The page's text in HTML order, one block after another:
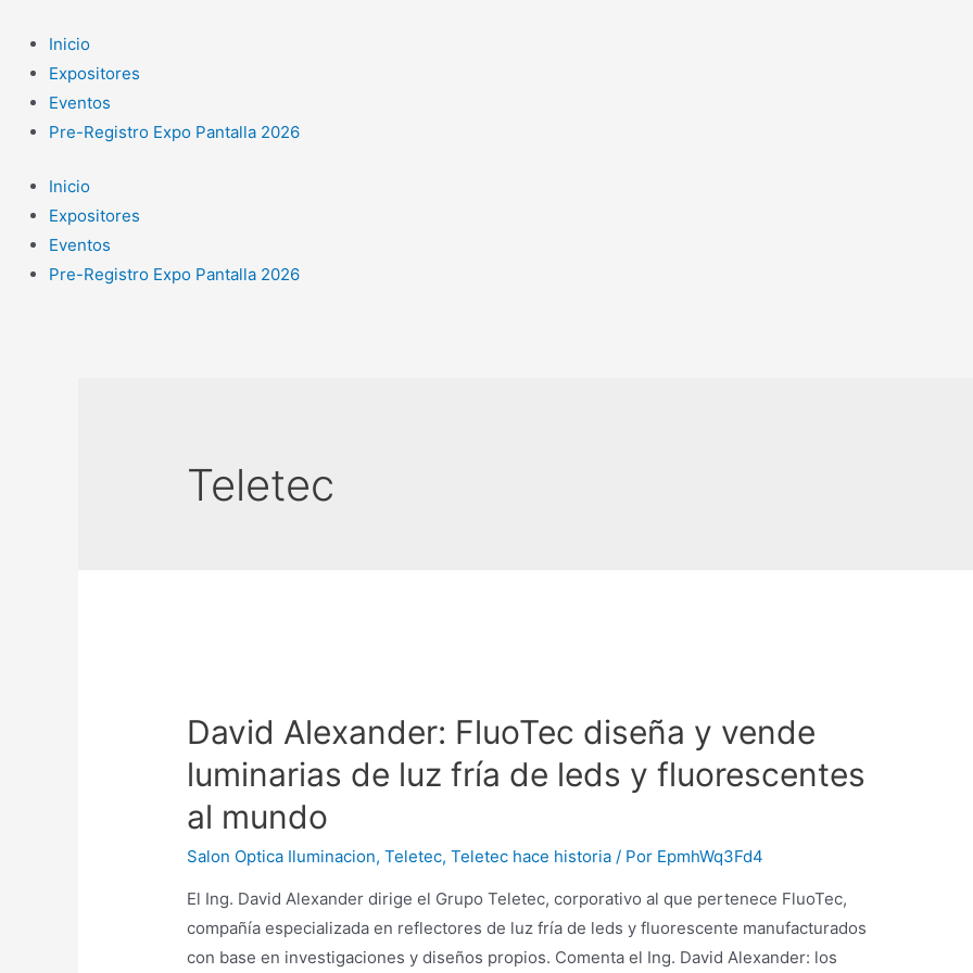
contenido
Inicio
Expositores
Eventos
Pre-Registro Expo Pantalla 2026
Inicio
Expositores
Eventos
Pre-Registro Expo Pantalla 2026
Teletec
David Alexander: FluoTec diseña y vende
luminarias de luz fría de leds y fluorescentes
al mundo
Salon Optica Iluminacion,Teletec,Teletec hace historia / Por EpmhWq3Fd4
El Ing. David Alexander dirige el Grupo Teletec, corporativo al que pertenece FluoTec,
compañía especializada en reflectores de luz fría de leds y fluorescente manufacturados
con base en investigaciones y diseños propios. Comenta el Ing. David Alexander: los